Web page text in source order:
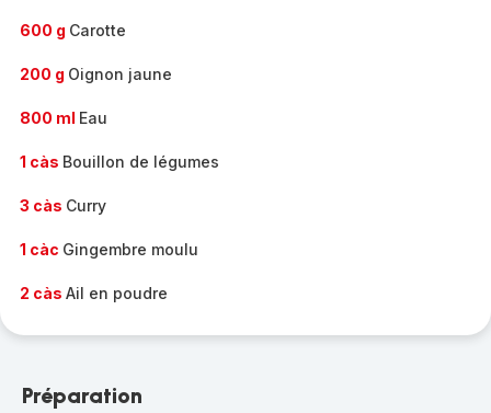
600 g Carotte
200 g Oignon jaune
800 ml Eau
1 càs Bouillon de légumes
3 càs Curry
1 càc Gingembre moulu
2 càs Ail en poudre
Préparation